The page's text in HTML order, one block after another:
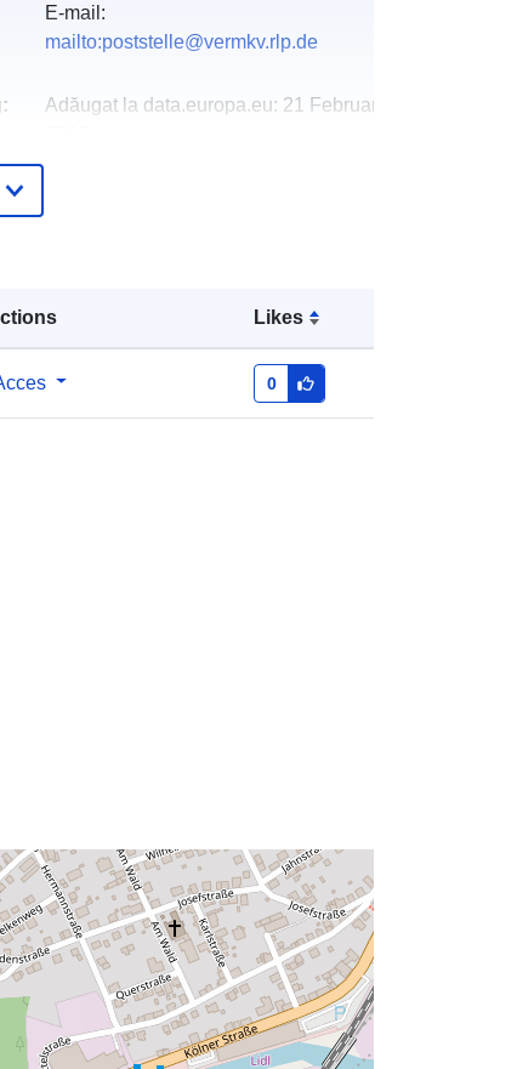
Likes
0
E-mail:
mailto:poststelle@vermkv.rlp.de
Adăugat la data.europa.eu: 21 February
50.8353 ], [ 7.95027, 50.8353 ], [
7.95027, 50.8391 ] ]
Tip: